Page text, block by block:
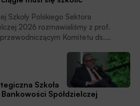
Szkoły Polskiego Sektora
2026 rozmawialiśmy z prof.
Komitetu ds.
szkoleniowych oraz ścieżek
Szkoła
Spółdzielczej